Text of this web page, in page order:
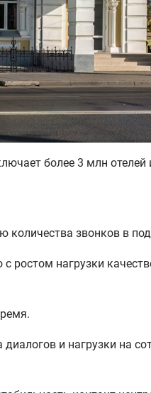
более 3 млн отелей
количества звонков в
ростом нагрузки
и нагрузки на